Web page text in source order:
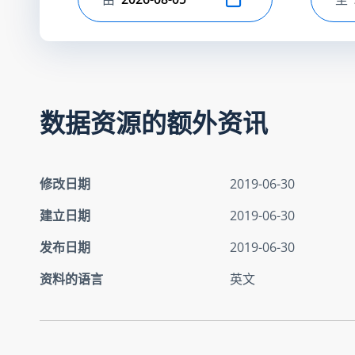
选择开始日期 选
数据资源的额外资讯
修改日期
2019-06-30
建立日期
2019-06-30
发布日期
2019-06-30
资料的语言
英文